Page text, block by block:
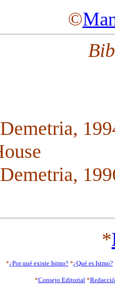
©
*
*¿Por qué existe Istmo?*¿Qué es Istmo?
*Consejo Editorial *